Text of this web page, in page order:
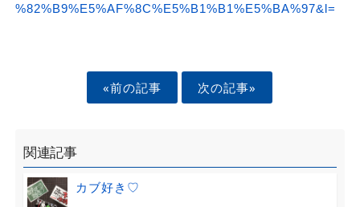
%82%B9%E5%AF%8C%E5%B1%B1%E5%BA%97&l=
«前の記事 次の記事»
関連記事
カブ好き♡